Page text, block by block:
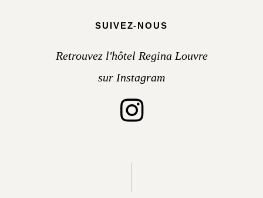
SUIVEZ-NOUS
Retrouvez l'hôtel Regina Louvre
sur Instagram